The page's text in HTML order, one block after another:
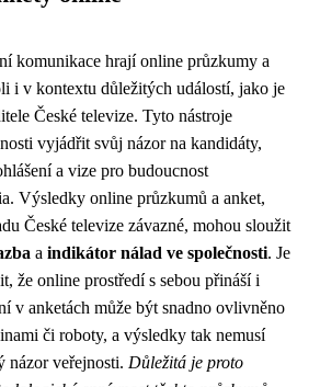
komunikace hrají online průzkumy a
i v kontextu důležitých událostí, jako je
České televize. Tyto nástroje
vyjádřit svůj názor na kandidáty,
a vize pro budoucnost
Výsledky online průzkumů a anket,
České televize závazné, mohou sloužit
a indikátor nálad ve společnosti. Je
že online prostředí s sebou přináší i
v anketách může být snadno ovlivněno
či roboty, a výsledky tak nemusí
názor veřejnosti. Důležitá je proto